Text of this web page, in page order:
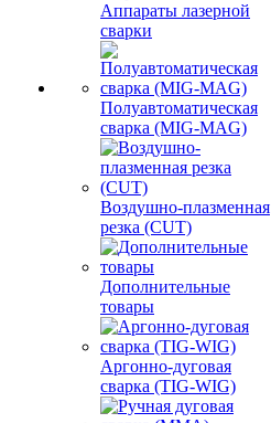
Аппараты лазерной
сварки
Полуавтоматическая
сварка (MIG-MAG)
Воздушно-плазменная
резка (CUT)
Дополнительные
товары
Аргонно-дуговая
сварка (TIG-WIG)